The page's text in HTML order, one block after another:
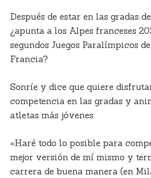
Después de estar en las gradas
¿apunta a los Alpes franceses
segundos Juegos Paralímpicos
Francia?
Sonríe y dice que quiere
competencia en las gradas y
atletas más jóvenes.
«Haré todo lo posible para
mejor versión de mí mismo y
carrera de buena manera (en